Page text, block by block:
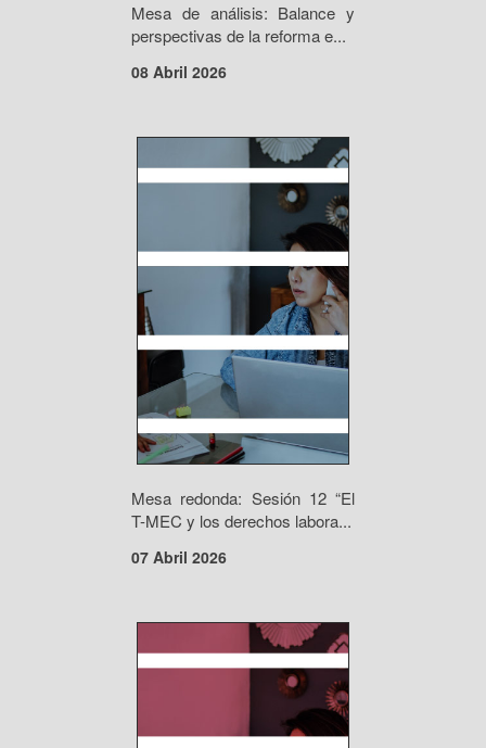
Mesa de análisis: Balance y
perspectivas de la reforma e...
08 Abril 2026
Mesa redonda: Sesión 12 “El
T-MEC y los derechos labora...
07 Abril 2026